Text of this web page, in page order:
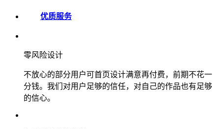
优质服务
零风险设计
不放心的部分用户可首页设计满意再付费，前期不花一
分钱。我们对用户足够的信任，对自己的作品也有足够
的信心。